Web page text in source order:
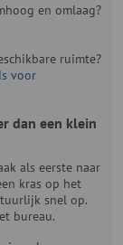
en omlaag?
ruimte?
voor
dan een klein
als eerste naar
kras op het
snel op.
bureau.